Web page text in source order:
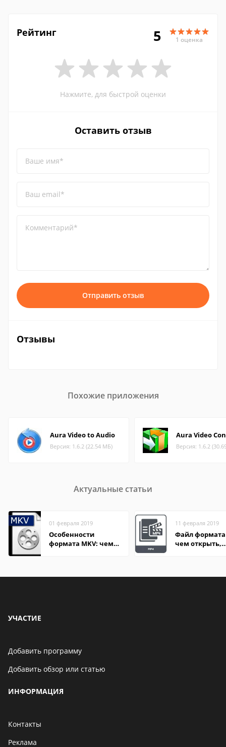
Рейтинг 5 1 оценка
Нажмите, для быстрой оценки
Оставить отзыв
Ваше имя*
Ваш email*
Комментарий*
Отправить отзыв
Отзывы
Похожие приложения
Aura Video to Audio
Версия: 1.6.2 (22.54 МБ)
Aura Video
Версия: 1.6.2
Актуальные статьи
01 февраля 2019
Особенности
формата MKV: чем
11 февраля 2019
Файл формата
чем открыть,
УЧАСТИЕ
Добавить программу
Добавить обзор или статью
ИНФОРМАЦИЯ
Контакты
Реклама